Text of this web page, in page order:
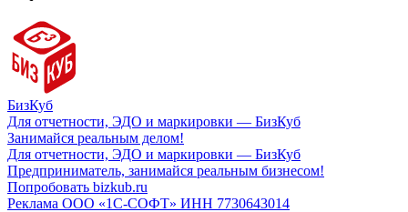
БизКуб
Для отчетности, ЭДО и маркировки — БизКуб
Занимайся реальным делом!
Для отчетности, ЭДО и маркировки — БизКуб
Предприниматель, занимайся реальным бизнесом!
Попробовать bizkub.ru
Реклама ООО «1С-СОФТ» ИНН 7730643014